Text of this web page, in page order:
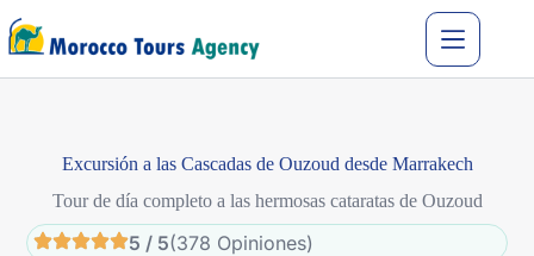
Excursión a las Cascadas de Ouzoud desde Marrakech
Tour de día completo a las hermosas cataratas de Ouzoud
5 / 5(378 Opiniones)